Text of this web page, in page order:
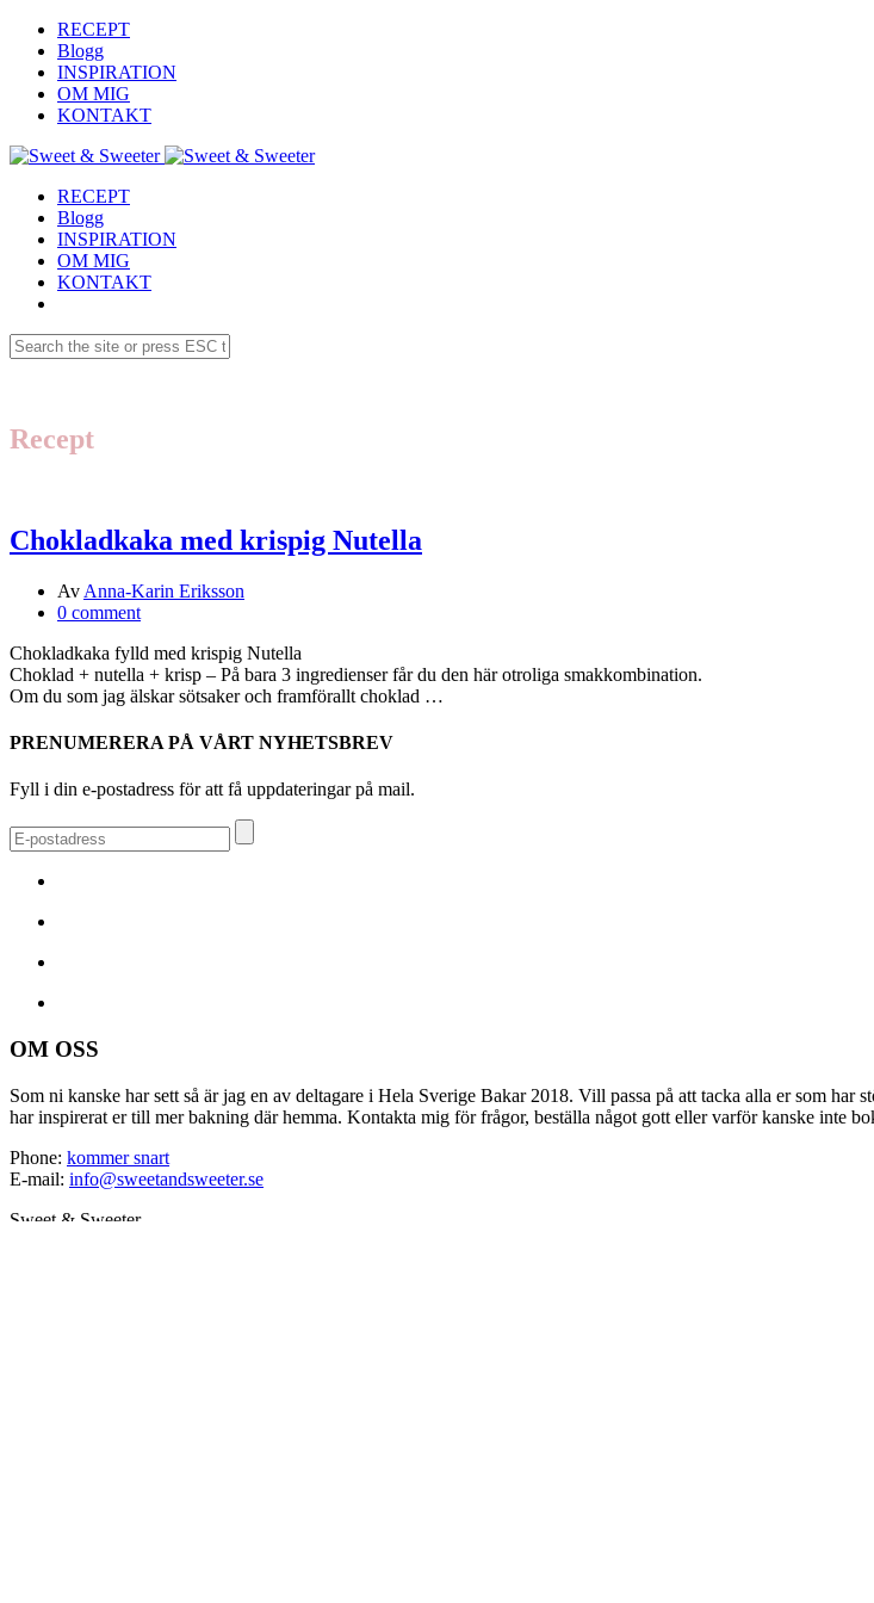
RECEPT
Blogg
INSPIRATION
OM MIG
KONTAKT
RECEPT
Blogg
INSPIRATION
OM MIG
KONTAKT
Recept
Chokladkaka med krispig Nutella
Av Anna-Karin Eriksson
0 comment
Chokladkaka fylld med krispig Nutella
Choklad + nutella + krisp – På bara 3 ingredienser får du den här otroliga smakkombination.
Om du som jag älskar sötsaker och framförallt choklad …
PRENUMERERA PÅ VÅRT NYHETSBREV
Fyll i din e-postadress för att få uppdateringar på mail.
OM OSS
Som ni kanske har sett så är jag en av deltagare i Hela Sverige Bakar 2018. Vill passa på att tacka alla er som
har inspirerat er till mer bakning där hemma. Kontakta mig för frågor, beställa något gott eller varför kanske inte
Phone: kommer snart
E-mail: info@sweetandsweeter.se
Sweet & Sweeter